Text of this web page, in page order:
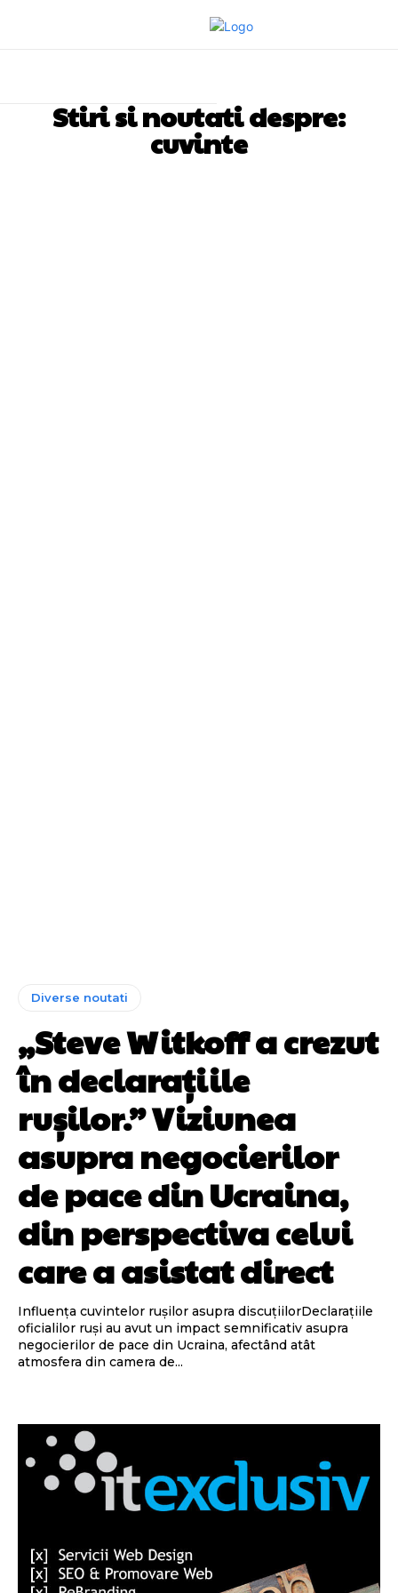
Stiri si noutati despre:
cuvinte
Diverse noutati
„Steve Witkoff a crezut
în declarațiile
rușilor.” Viziunea
asupra negocierilor
de pace din Ucraina,
din perspectiva celui
care a asistat direct
Influența cuvintelor rușilor asupra discuțiilorDeclarațiile
oficialilor ruși au avut un impact semnificativ asupra
negocierilor de pace din Ucraina, afectând atât
atmosfera din camera de...